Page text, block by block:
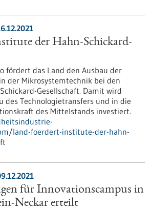
der Hahn-Schickard-
fördert das Land den Ausbau der
der Mikrosystemtechnik bei den
Gesellschaft. Damit wird
des Technologietransfers und in die
des Mittelstands investiert.
land-foerdert-institute-der-hahn-
für Innovationscampus in
Neckar erteilt